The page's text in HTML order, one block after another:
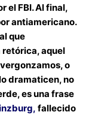
el FBI. Al final,
antiamericano.
que
retórica, aquel
o
dramaticen, no
es una frase
fallecido